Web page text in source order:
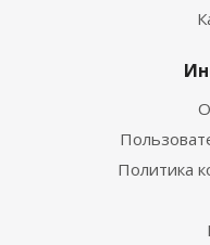
Политика